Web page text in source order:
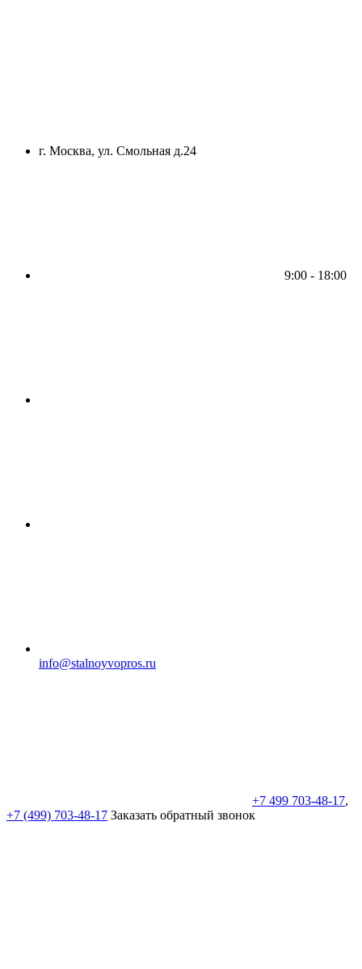
г. Москва, ул. Смольная д.24
9:00 - 18:00
info@stalnoyvopros.ru
+7 499 703-48-17,
+7 (499) 703-48-17 Заказать обратный звонок